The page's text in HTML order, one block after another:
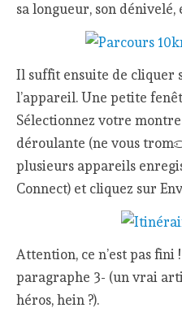
sa longueur, son dénivelé,
Il suffit ensuite de cliquer
l’appareil. Une petite
Sélectionnez votre montre
déroulante (ne vous
plusieurs appareils
Connect) et cliquez sur
Attention, ce n’est pas
paragraphe 3- (un vrai
héros, hein ?).